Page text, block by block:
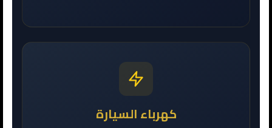
كهرباء السيارة